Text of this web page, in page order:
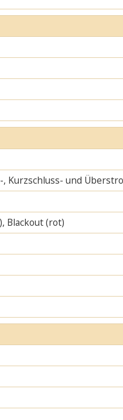
Kurzschluss- und
Blackout (rot)